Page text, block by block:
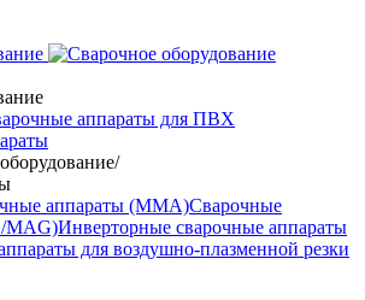
аппараты для ПВХ
/
аппараты (ММА)Сварочные
MAG)Инверторные сварочные аппараты
для воздушно-плазменной резки